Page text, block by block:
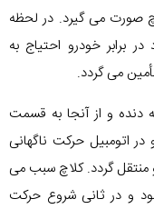
صورت می گیرد. در لحظه
برابر خودرو احتیاج به
می گردد.
دنده و از آنجا به قسمت
اتومبیل حرکت ناگهانی
منتقل گردد. کلاچ سبب می
و در ثانی شروع حرکت